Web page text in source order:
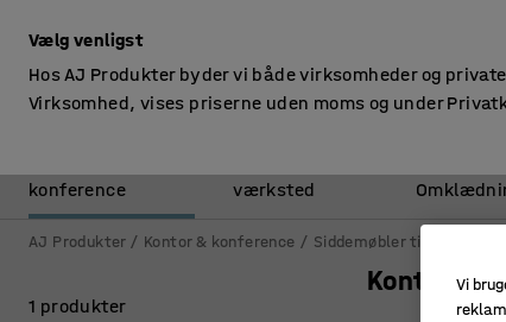
konference
værksted
AJ Produkter Kontor & konference Siddemøbler til kontor
1 produkter
Vælg venligst
Hos AJ Produkter byder vi både virksomheder og
Virksomhed, vises priserne uden moms og under
Vi